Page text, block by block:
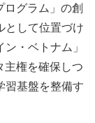
ログラム」の創
として位置づけ
・ベトナム」
主権を確保しつ
習基盤を整備す